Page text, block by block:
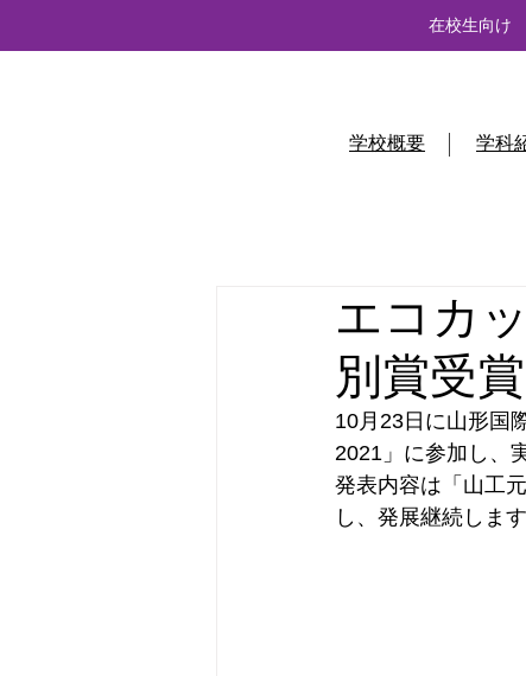
在校生向け
学校概要 学科
エコカ
別賞受賞
10月23日に山形国
2021」に参加し、
発表内容は「山工
し、発展継続します